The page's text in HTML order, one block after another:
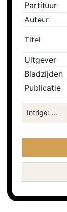
Partituur
Auteur
Titel
Uitgever
Bladzijden
Publicatie
Intrige: ...